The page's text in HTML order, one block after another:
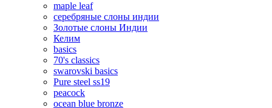
maple leaf
серебряные слоны индии
Золотые слоны Индии
Келим
basics
70's classics
swarovski basics
Pure steel ss19
peacock
ocean blue bronze